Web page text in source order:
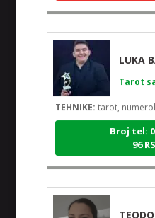
LUKA
Tarot
TEHNIKE: tarot,
Broj tel:
96